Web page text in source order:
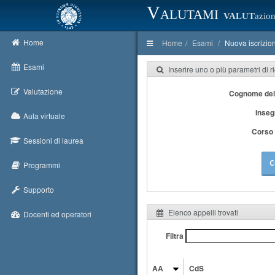
Valutami VALUT
Home
Esami
Valutazione
Aula virtuale
Sessioni di laurea
Programmi
Supporto
Docenti ed operatori
Home Esami Nuova
Inserire uno o più parametri di
Cognome
Corso
Elenco appelli trovati
Filtra
AA CdS